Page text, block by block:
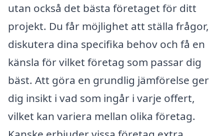
utan också det bästa företaget för ditt
projekt. Du får möjlighet att ställa frågor,
diskutera dina specifika behov och få en
känsla för vilket företag som passar dig
bäst. Att göra en grundlig jämförelse ger
dig insikt i vad som ingår i varje offert,
vilket kan variera mellan olika företag.